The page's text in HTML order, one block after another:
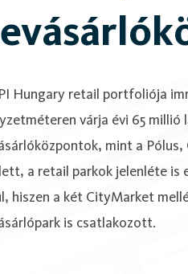
Hungary retail portfoliója
várja évi 65
mint a Pólus,
a retail parkok jelenléte
hiszen a két CityMarket
is csatlakozott.